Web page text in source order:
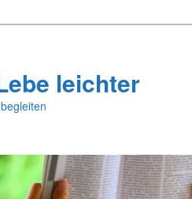
leichter